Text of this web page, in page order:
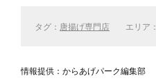
タグ： 唐揚げ専門店 エリア：
情報提供：からあげパーク編集部